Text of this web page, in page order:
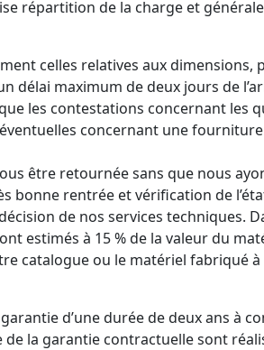
répartition de la charge et
celles relatives aux
délai maximum de deux jours de
les contestations concernant les
concernant une
être retournée sans que nous
bonne rentrée et vérification de
de nos services techniques.
estimés à 15 % de la valeur du
catalogue ou le matériel fabriqué
d’une durée de deux ans à
la garantie contractuelle sont